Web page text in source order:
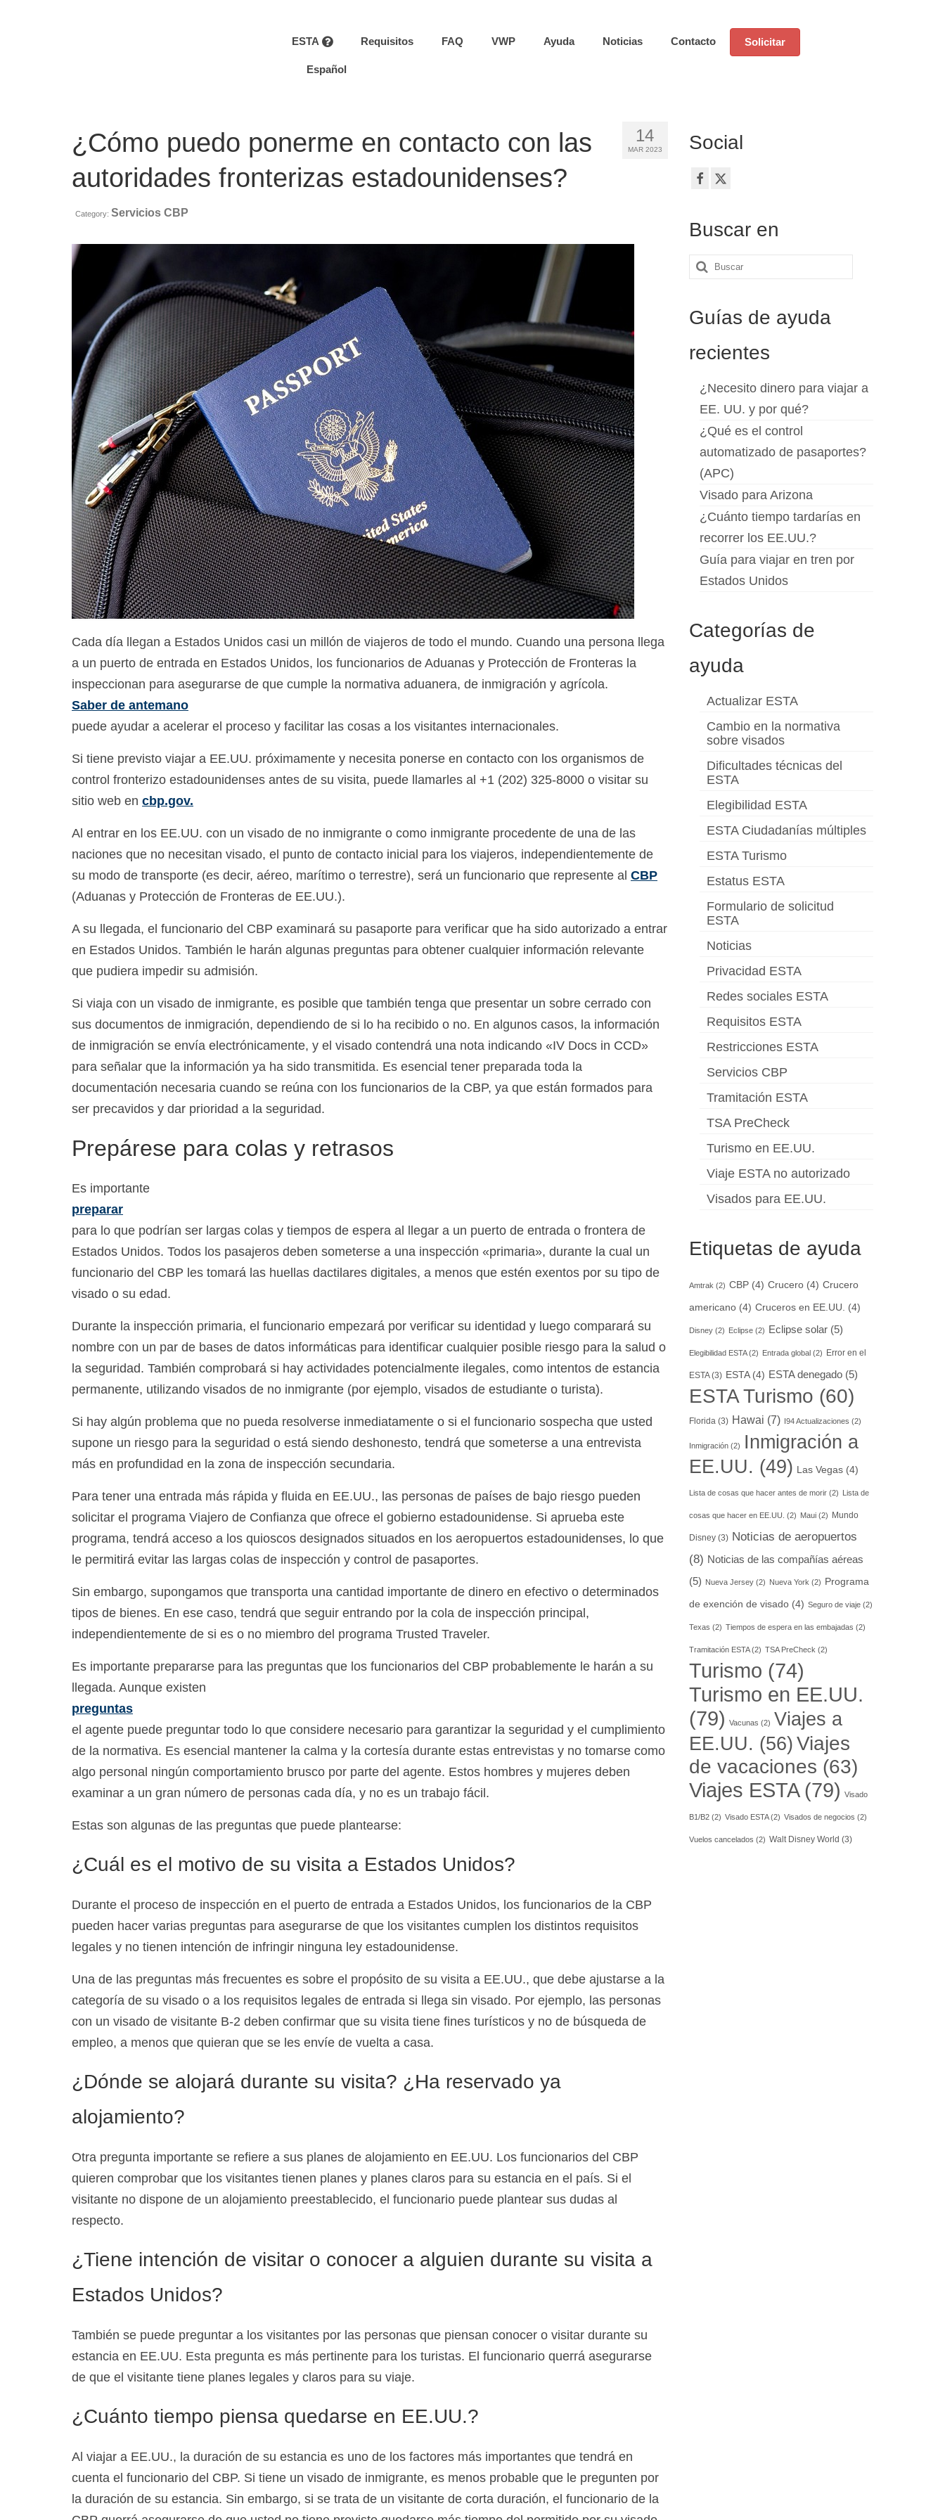
ESTA Requisitos FAQ VWP Ayuda Noticias Contacto Solicitar
Español
14
MAR 2023
¿Cómo puedo ponerme en contacto con las
autoridades fronterizas estadounidenses?
Category: Servicios CBP
Cada día llegan a Estados Unidos casi un millón de viajeros de todo el mundo. Cuando una persona llega
a un puerto de entrada en Estados Unidos, los funcionarios de Aduanas y Protección de Fronteras la
inspeccionan para asegurarse de que cumple la normativa aduanera, de inmigración y agrícola.
Saber de antemano
puede ayudar a acelerar el proceso y facilitar las cosas a los visitantes internacionales.
Si tiene previsto viajar a EE.UU. próximamente y necesita ponerse en contacto con los organismos de
control fronterizo estadounidenses antes de su visita, puede llamarles al +1 (202) 325-8000 o visitar su
sitio web en cbp.gov.
Al entrar en los EE.UU. con un visado de no inmigrante o como inmigrante procedente de una de las
naciones que no necesitan visado, el punto de contacto inicial para los viajeros, independientemente de
su modo de transporte (es decir, aéreo, marítimo o terrestre), será un funcionario que represente al CBP
(Aduanas y Protección de Fronteras de EE.UU.).
A su llegada, el funcionario del CBP examinará su pasaporte para verificar que ha sido autorizado a entrar
en Estados Unidos. También le harán algunas preguntas para obtener cualquier información relevante
que pudiera impedir su admisión.
Si viaja con un visado de inmigrante, es posible que también tenga que presentar un sobre cerrado con
sus documentos de inmigración, dependiendo de si lo ha recibido o no. En algunos casos, la información
de inmigración se envía electrónicamente, y el visado contendrá una nota indicando «IV Docs in CCD»
para señalar que la información ya ha sido transmitida. Es esencial tener preparada toda la
documentación necesaria cuando se reúna con los funcionarios de la CBP, ya que están formados para
ser precavidos y dar prioridad a la seguridad.
Prepárese para colas y retrasos
Es importante
preparar
para lo que podrían ser largas colas y tiempos de espera al llegar a un puerto de entrada o frontera de
Estados Unidos. Todos los pasajeros deben someterse a una inspección «primaria», durante la cual un
funcionario del CBP les tomará las huellas dactilares digitales, a menos que estén exentos por su tipo de
visado o su edad.
Durante la inspección primaria, el funcionario empezará por verificar su identidad y luego comparará su
nombre con un par de bases de datos informáticas para identificar cualquier posible riesgo para la salud o
la seguridad. También comprobará si hay actividades potencialmente ilegales, como intentos de estancia
permanente, utilizando visados de no inmigrante (por ejemplo, visados de estudiante o turista).
Si hay algún problema que no pueda resolverse inmediatamente o si el funcionario sospecha que usted
supone un riesgo para la seguridad o está siendo deshonesto, tendrá que someterse a una entrevista
más en profundidad en la zona de inspección secundaria.
Para tener una entrada más rápida y fluida en EE.UU., las personas de países de bajo riesgo pueden
solicitar el programa Viajero de Confianza que ofrece el gobierno estadounidense. Si aprueba este
programa, tendrá acceso a los quioscos designados situados en los aeropuertos estadounidenses, lo que
le permitirá evitar las largas colas de inspección y control de pasaportes.
Sin embargo, supongamos que transporta una cantidad importante de dinero en efectivo o determinados
tipos de bienes. En ese caso, tendrá que seguir entrando por la cola de inspección principal,
independientemente de si es o no miembro del programa Trusted Traveler.
Es importante prepararse para las preguntas que los funcionarios del CBP probablemente le harán a su
llegada. Aunque existen
preguntas
el agente puede preguntar todo lo que considere necesario para garantizar la seguridad y el cumplimiento
de la normativa. Es esencial mantener la calma y la cortesía durante estas entrevistas y no tomarse como
algo personal ningún comportamiento brusco por parte del agente. Estos hombres y mujeres deben
examinar a un gran número de personas cada día, y no es un trabajo fácil.
Estas son algunas de las preguntas que puede plantearse:
¿Cuál es el motivo de su visita a Estados Unidos?
Durante el proceso de inspección en el puerto de entrada a Estados Unidos, los funcionarios de la CBP
pueden hacer varias preguntas para asegurarse de que los visitantes cumplen los distintos requisitos
legales y no tienen intención de infringir ninguna ley estadounidense.
Una de las preguntas más frecuentes es sobre el propósito de su visita a EE.UU., que debe ajustarse a la
categoría de su visado o a los requisitos legales de entrada si llega sin visado. Por ejemplo, las personas
con un visado de visitante B-2 deben confirmar que su visita tiene fines turísticos y no de búsqueda de
empleo, a menos que quieran que se les envíe de vuelta a casa.
¿Dónde se alojará durante su visita? ¿Ha reservado ya
alojamiento?
Otra pregunta importante se refiere a sus planes de alojamiento en EE.UU. Los funcionarios del CBP
quieren comprobar que los visitantes tienen planes y planes claros para su estancia en el país. Si el
visitante no dispone de un alojamiento preestablecido, el funcionario puede plantear sus dudas al
respecto.
¿Tiene intención de visitar o conocer a alguien durante su visita a
Estados Unidos?
También se puede preguntar a los visitantes por las personas que piensan conocer o visitar durante su
estancia en EE.UU. Esta pregunta es más pertinente para los turistas. El funcionario querrá asegurarse
de que el visitante tiene planes legales y claros para su viaje.
¿Cuánto tiempo piensa quedarse en EE.UU.?
Al viajar a EE.UU., la duración de su estancia es uno de los factores más importantes que tendrá en
cuenta el funcionario del CBP. Si tiene un visado de inmigrante, es menos probable que le pregunten por
la duración de su estancia. Sin embargo, si se trata de un visitante de corta duración, el funcionario de la
Social
Buscar en
Buscar
Guías de ayuda
recientes
¿Necesito dinero para viajar a
EE. UU. y por qué?
¿Qué es el control
automatizado de pasaportes?
(APC)
Visado para Arizona
¿Cuánto tiempo tardarías en
recorrer los EE.UU.?
Guía para viajar en tren por
Estados Unidos
Categorías de
ayuda
Actualizar ESTA
Cambio en la normativa
sobre visados
Dificultades técnicas del
ESTA
Elegibilidad ESTA
ESTA Ciudadanías múltiples
ESTA Turismo
Estatus ESTA
Formulario de solicitud
ESTA
Noticias
Privacidad ESTA
Redes sociales ESTA
Requisitos ESTA
Restricciones ESTA
Servicios CBP
Tramitación ESTA
TSA PreCheck
Turismo en EE.UU.
Viaje ESTA no autorizado
Visados para EE.UU.
Etiquetas de ayuda
Amtrak (2) CBP(4) Crucero(4) Crucero
americano(4) Cruceros en EE.UU. (4)
Disney(2) Eclipse(2) Eclipse solar(5)
Elegibilidad ESTA(2) Entrada global (2) Error en el
ESTA(3) ESTA(4) ESTA denegado(5)
ESTA Turismo (60)
Florida(3) Hawai (7) I94 Actualizaciones (2)
Inmigración(2)
Inmigración a
EE.UU. (49) Las Vegas(4)
Lista de cosas que hacer antes de morir(2) Lista de
cosas que hacer en EE.UU. (2) Maui(2) Mundo
Disney(3) Noticias de aeropuertos
(8) Noticias de las compañías aéreas
(5) Nueva Jersey(2) Nueva York (2) Programa
de exención de visado(4) Seguro de viaje(2)
Texas (2) Tiempos de espera en las embajadas (2)
Tramitación ESTA(2) TSA PreCheck (2)
Turismo (74)
Turismo en EE.UU.
(79) Vacunas (2) Viajes a
EE.UU. (56)Viajes
de vacaciones (63)
Viajes ESTA(79) Visado
B1/B2(2) Visado ESTA(2) Visados de negocios (2)
Vuelos cancelados (2) Walt Disney World (3)